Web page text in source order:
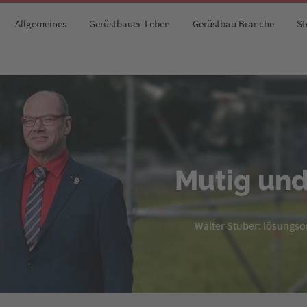
Allgemeines Gerüstbauer-Leben Gerüstbau Branche
Mutig
Walter Stuber: